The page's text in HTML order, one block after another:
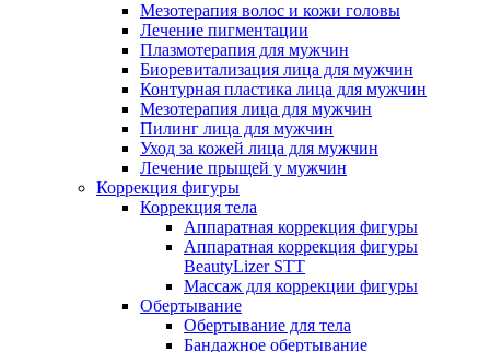
Мезотерапия волос и кожи головы
Лечение пигментации
Плазмотерапия для мужчин
Биоревитализация лица для мужчин
Контурная пластика лица для мужчин
Мезотерапия лица для мужчин
Пилинг лица для мужчин
Уход за кожей лица для мужчин
Лечение прыщей у мужчин
Коррекция фигуры
Коррекция тела
Аппаратная коррекция фигуры
Аппаратная коррекция фигуры
BeautyLizer STT
Массаж для коррекции фигуры
Обертывание
Обертывание для тела
Бандажное обертывание